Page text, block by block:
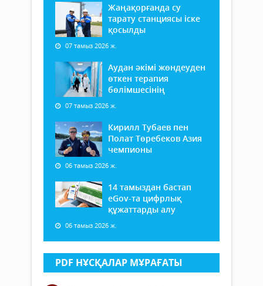
Жаңақорғанда су
тарату станциясы іске
қосылды
07 тамыз 2026 ж.
Аудан әкімі жөндеуден
өткен терапия
бөлімшесінің
07 тамыз 2026 ж.
Кирилл Тубаев пен
Полат Төребеков Азия
чемпионы
06 тамыз 2026 ж.
14 тамыздан бастап
еGov-та цифрлық
құжаттарды алу
06 тамыз 2026 ж.
PDF НҰСҚАЛАР МҰРАҒАТЫ